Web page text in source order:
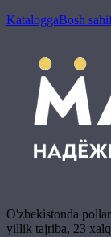
KataloggaBosh
O'zbekistonda
yillik tajriba, 23